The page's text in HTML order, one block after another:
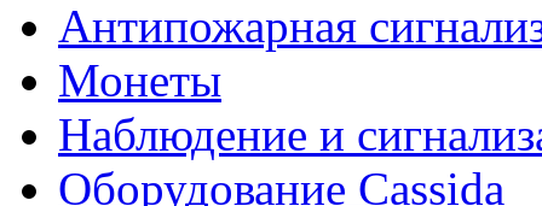
Антипожарная
Монеты
Наблюдение и
Оборудование Cassida